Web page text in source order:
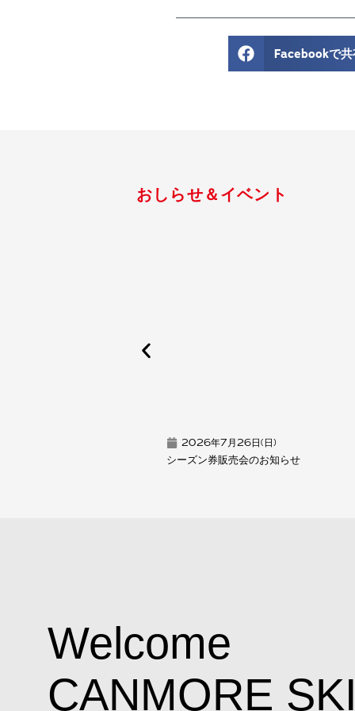
Facebookで共
おしらせ＆イベント
2026年7月26日(日)
シーズン券販売会のお知らせ
Welcome
CANMORE